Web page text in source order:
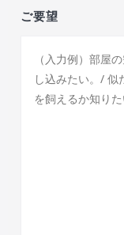
ご要望